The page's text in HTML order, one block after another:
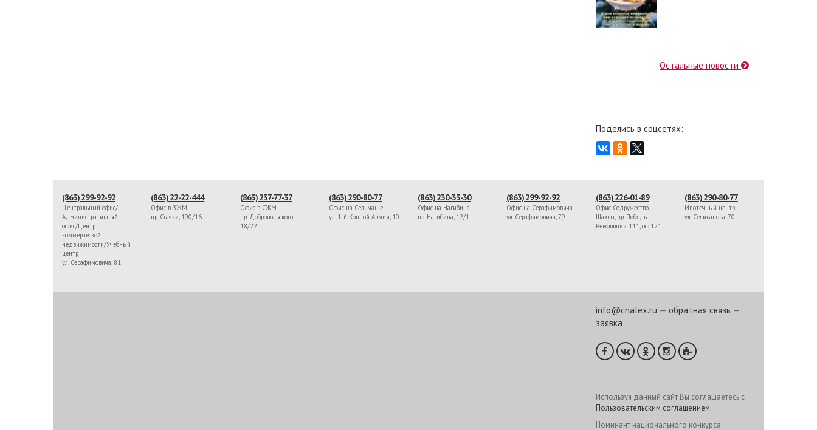
Остальные новости
Поделись в соцсетях:
(863) 299-92-92
Центральный офис/
Административный
офис/Центр
коммерческой
недвижимости/Учебный
центр
ул. Серафимовича, 81
(863) 22-22-444
Офис в ЗЖМ
пр. Стачки, 190/16
(863) 237-77-37
Офис в СЖМ
пр. Добровольского,
18/22
(863) 290-80-77
Офис на Сельмаше
ул. 1-й Конной Армии, 10
(863) 230-33-30
Офис на Нагибина
пр. Нагибина, 12/1
(863) 299-92-92
Офис на Серафимовича
ул. Серафимовича, 79
(863) 226-01-89
Офис Содружество
Шахты, пр. Победы
Революции 111, оф.121
(863) 290-80-77
Ипотечный центр
ул. Селиванова, 70
info@cnalex.ru — обратная связь —
заявка
Используя данный сайт Вы соглашаетесь с
Пользовательским соглашением.
Номинант национального конкурса